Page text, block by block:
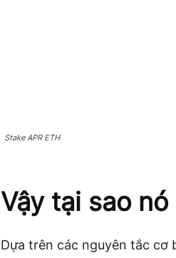
Stake APR ETH
Vậy tại sao
Dựa trên các nguyên tắc cơ